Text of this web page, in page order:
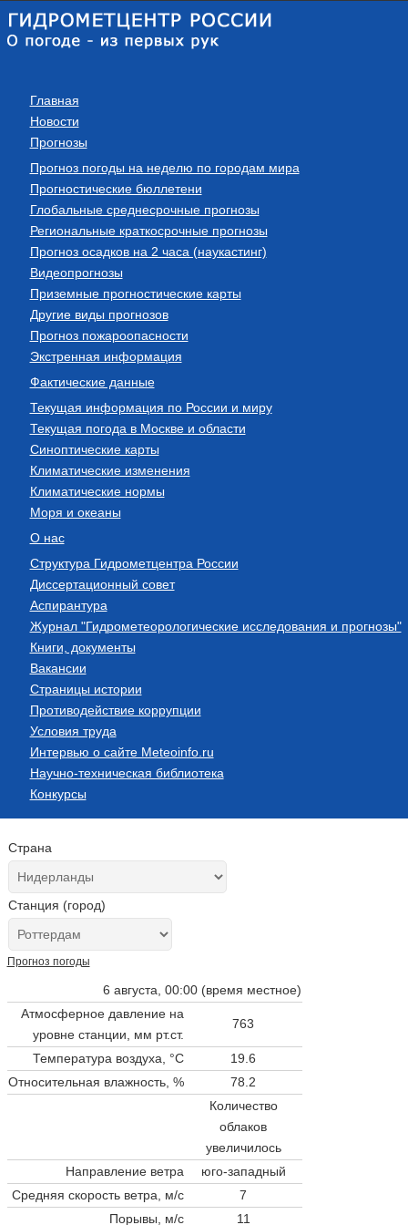
Главная
Новости
Прогнозы
Прогноз погоды на неделю по городам мира
Прогностические бюллетени
Глобальные среднесрочные прогнозы
Региональные краткосрочные прогнозы
Прогноз осадков на 2 часа (наукастинг)
Видеопрогнозы
Приземные прогностические карты
Другие виды прогнозов
Прогноз пожароопасности
Экстренная информация
Фактические данные
Текущая информация по России и миру
Текущая погода в Москве и области
Синоптические карты
Климатические изменения
Климатические нормы
Моря и океаны
О нас
Структура Гидрометцентра России
Диссертационный совет
Аспирантура
Журнал "Гидрометеорологические исследования и прогнозы"
Книги, документы
Вакансии
Страницы истории
Противодействие коррупции
Условия труда
Интервью о сайте Meteoinfo.ru
Научно-техническая библиотека
Конкурсы
Страна
Станция (город)
Прогноз погоды
6 августа, 00:00 (время местное)
Атмосферное давление на
уровне станции, мм рт.ст.
763
Температура воздуха, °C
19.6
Относительная влажность, %
78.2
Количество
облаков
увеличилось
Направление ветра
юго-западный
Средняя скорость ветра, м/с
7
Порывы, м/с
11